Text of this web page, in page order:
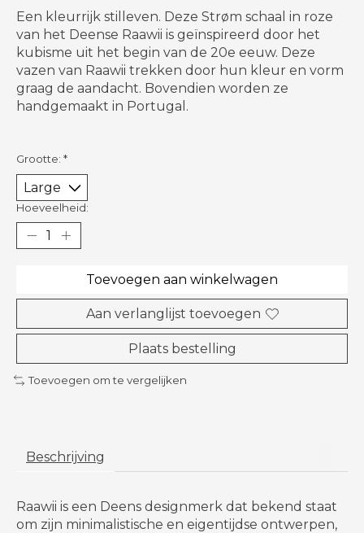
Een kleurrijk stilleven. Deze Strøm schaal in roze
van het Deense Raawii is geïnspireerd door het
kubisme uit het begin van de 20e eeuw. Deze
vazen van Raawii trekken door hun kleur en vorm
graag de aandacht. Bovendien worden ze
handgemaakt in Portugal.
Grootte: *
Hoeveelheid:
Toevoegen aan winkelwagen
Aan verlanglijst toevoegen
Plaats bestelling
Toevoegen om te vergelijken
Beschrijving
Raawii is een Deens designmerk dat bekend staat
om zijn minimalistische en eigentijdse ontwerpen,